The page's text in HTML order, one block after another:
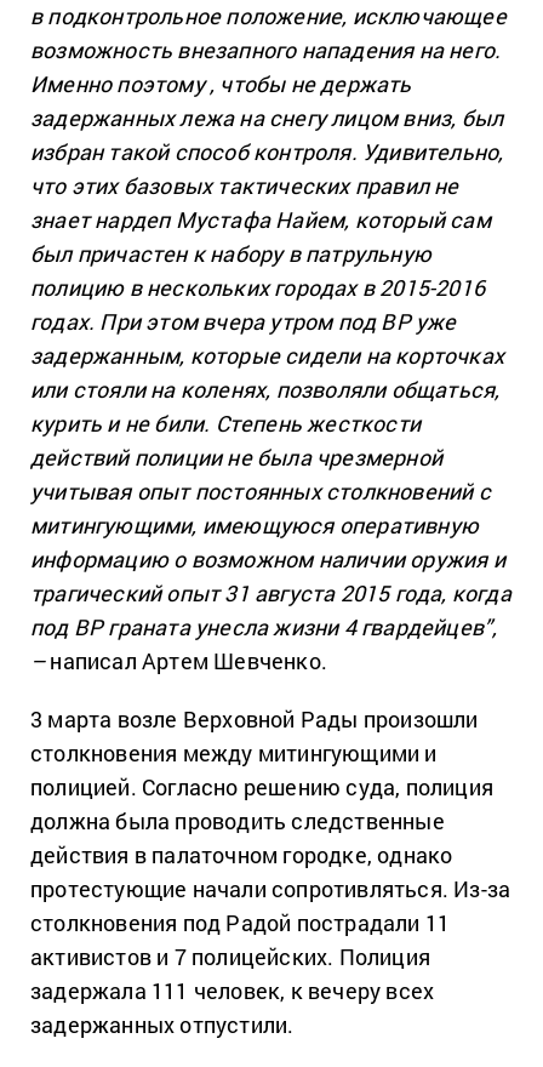
в подконтрольное положение, исключающее
возможность внезапного нападения на него.
Именно поэтому , чтобы не держать
задержанных лежа на снегу лицом вниз, был
избран такой способ контроля. Удивительно,
что этих базовых тактических правил не
знает нардеп Мустафа Найем, который сам
был причастен к набору в патрульную
полицию в нескольких городах в 2015-2016
годах. При этом вчера утром под ВР уже
задержанным, которые сидели на корточках
или стояли на коленях, позволяли общаться,
курить и не били. Степень жесткости
действий полиции не была чрезмерной
учитывая опыт постоянных столкновений с
митингующими, имеющуюся оперативную
информацию о возможном наличии оружия и
трагический опыт 31 августа 2015 года, когда
под ВР граната унесла жизни 4 гвардейцев”,
–написал Артем Шевченко.
3 марта возле Верховной Рады произошли
столкновения между митингующими и
полицией. Согласно решению суда, полиция
должна была проводить следственные
действия в палаточном городке, однако
протестующие начали сопротивляться. Из-за
столкновения под Радой пострадали 11
активистов и 7 полицейских. Полиция
задержала 111 человек, к вечеру всех
задержанных отпустили.